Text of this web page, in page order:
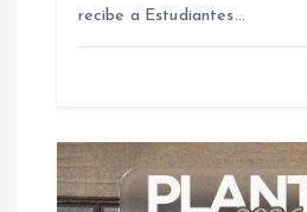
d
recibe a Estudiantes…